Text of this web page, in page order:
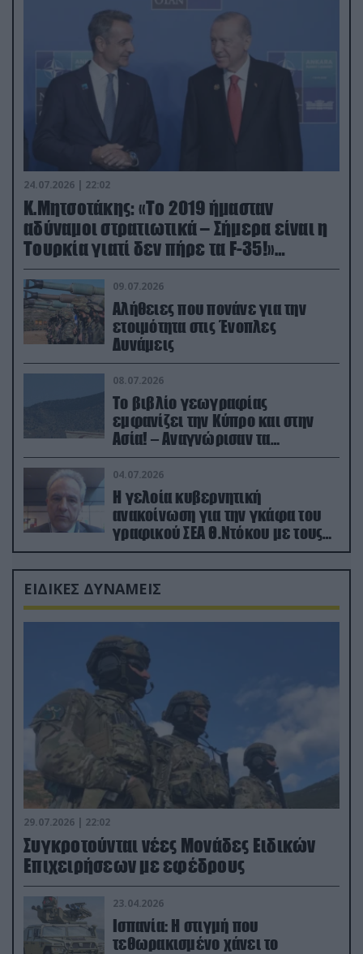
24.07.2026 | 22:02
Κ.Μητσοτάκης: «Το 2019 ήμασταν
αδύναμοι στρατιωτικά – Σήμερα είναι η
Τουρκία γιατί δεν πήρε τα F-35!»
(βίντεο)
09.07.2026
Αλήθειες που πονάνε για την
ετοιμότητα στις Ένοπλες
Δυνάμεις
08.07.2026
Το βιβλίο γεωγραφίας
εμφανίζει την Κύπρο και στην
Ασία! – Αναγνώρισαν τα
κατεχόμενα; (φωτο)
04.07.2026
Η γελοία κυβερνητική
ανακοίνωση για την γκάφα του
γραφικού ΣΕΑ Θ.Ντόκου με τους
Ρώσους φαρσέρ
ΕΙΔΙΚΕΣ ΔΥΝΑΜΕΙΣ
29.07.2026 | 22:02
Συγκροτούνται νέες Μονάδες Ειδικών
Επιχειρήσεων με εφέδρους
23.04.2026
Ισπανία: Η στιγμή που
τεθωρακισμένο χάνει το